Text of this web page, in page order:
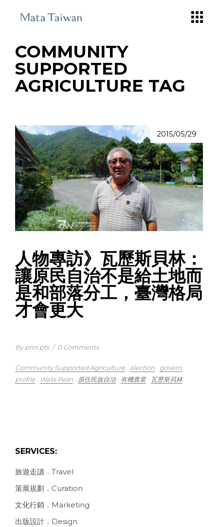
COMMUNITY
SUPPORTED
AGRICULTURE TAG
2015/05/29
人物專訪》瓦歷斯貝林：
讓原民自治不是給土地而
是和部落分工，臺灣格局
才會更大
By pnn.pts / 0 Comments
Community Supported Agriculture election
govern
profile
Walis Pelin 原住民族自治 有機農業 瓦歷斯貝林
SERVICES:
旅遊走讀．Travel
策展規劃．Curation
文化行銷．Marketing
出版設計．Design